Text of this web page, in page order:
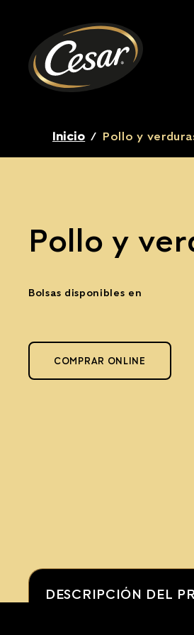
Breadcrumb
Inicio / Pollo y
Pollo y
Bolsas disponibles en
COMPRAR ONLINE
DESCRIPCIÓN DEL